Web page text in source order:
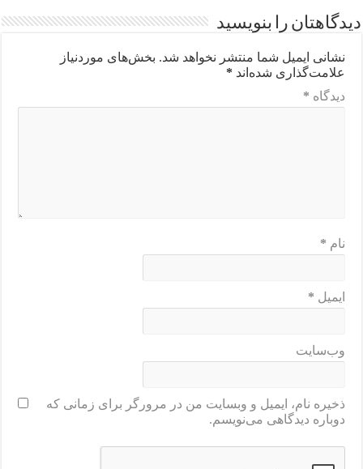
دیدگاهتان را بنویسید
نشانی ایمیل شما منتشر نخواهد شد. بخش‌های موردنیاز
علامت‌گذاری شده‌اند *
دیدگاه *
نام *
ایمیل *
وب‌سایت
ذخیره نام، ایمیل و وبسایت من در مرورگر برای زمانی که
دوباره دیدگاهی می‌نویسم.